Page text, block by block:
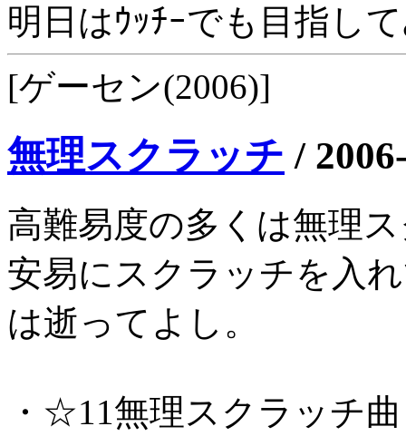
明日はｳｯﾁｰでも目指し
[ゲーセン(2006)]
無理スクラッチ /
高難易度の多くは無理
安易にスクラッチを入
は逝ってよし。
・☆11無理スクラッチ曲